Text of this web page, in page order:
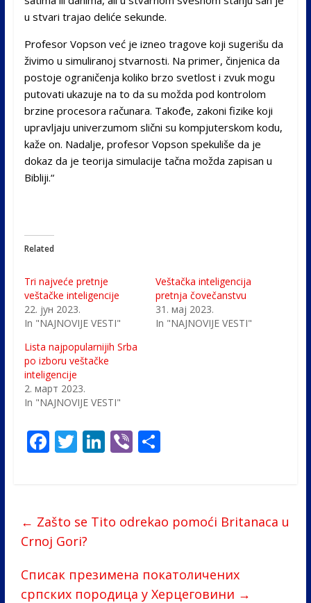
u stvari trajao deliće sekunde.
Profesor Vopson već je izneo tragove koji sugerišu da
živimo u simuliranoj stvarnosti. Na primer, činjenica da
postoje ograničenja koliko brzo svetlost i zvuk mogu
putovati ukazuje na to da su možda pod kontrolom
brzine procesora računara. Takođe, zakoni fizike koji
upravljaju univerzumom slični su kompjuterskom kodu,
kaže on. Nadalje, profesor Vopson spekuliše da je
dokaz da je teorija simulacije tačna možda zapisan u
Bibliji.“
Related
Tri najveće pretnje
veštačke inteligencije
22. јун 2023.
In "NAJNOVIJE VESTI"
Veštačka inteligencija
pretnja čovečanstvu
31. мај 2023.
In "NAJNOVIJE VESTI"
Lista najpopularnijih Srba
po izboru veštačke
inteligencije
2. март 2023.
In "NAJNOVIJE VESTI"
F
o
o
k
T Li
dI
Vi S
← Zašto se Tito odrekao pomoći Britanaca u
Crnoj Gori?
Списак презимена покатоличених
српских породица у Херцеговини →